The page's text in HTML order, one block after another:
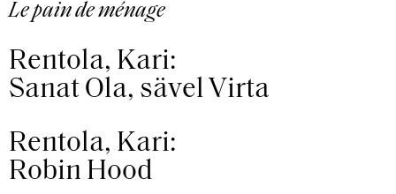
Le pain de ménage
Rentola, Kari:
Sanat Ola, sävel Virta
Rentola, Kari:
Robin Hood